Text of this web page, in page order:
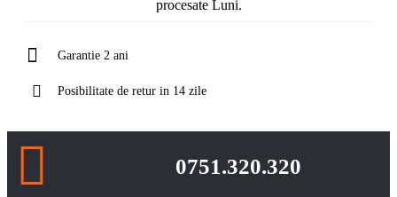
procesate Luni.
Garantie 2 ani
Posibilitate de retur in 14 zile
0751.320.320